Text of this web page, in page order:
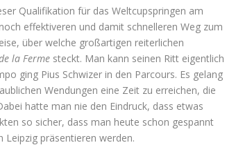
Qualifikation für das Weltcupspringen am
effektiveren und damit schnelleren Weg zum
über welche großartigen reiterlichen
la Ferme steckt. Man kann seinen Ritt eigentlich
ging Pius Schwizer in den Parcours. Es gelang
Wendungen eine Zeit zu erreichen, die
hatte man nie den Eindruck, dass etwas
so sicher, dass man heute schon gespannt
präsentieren werden.